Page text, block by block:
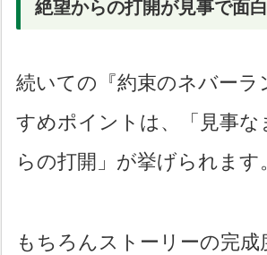
絶望からの打開が見事で面
続いての『約束のネバーラ
すめポイントは、「見事な
らの打開」が挙げられます
もちろんストーリーの完成